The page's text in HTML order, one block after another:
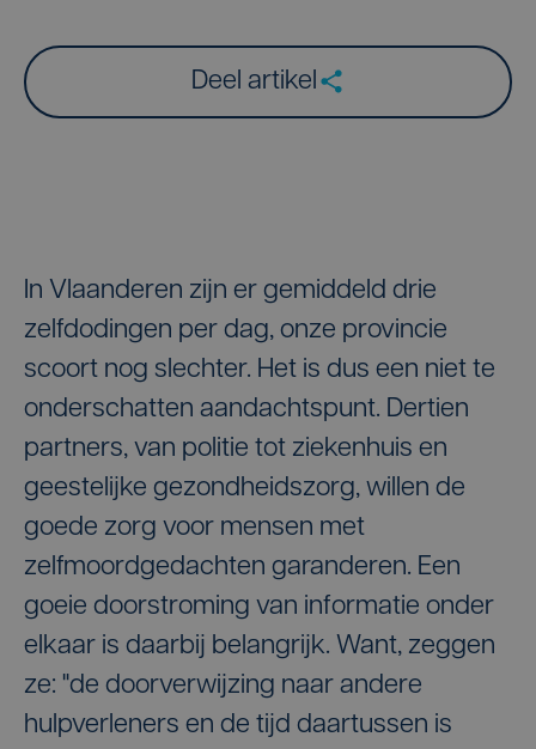
Deel artikel
In Vlaanderen zijn er gemiddeld drie
zelfdodingen per dag, onze provincie
scoort nog slechter. Het is dus een niet te
onderschatten aandachtspunt. Dertien
partners, van politie tot ziekenhuis en
geestelijke gezondheidszorg, willen de
goede zorg voor mensen met
zelfmoordgedachten garanderen. Een
goeie doorstroming van informatie onder
elkaar is daarbij belangrijk. Want, zeggen
ze: "de doorverwijzing naar andere
hulpverleners en de tijd daartussen is